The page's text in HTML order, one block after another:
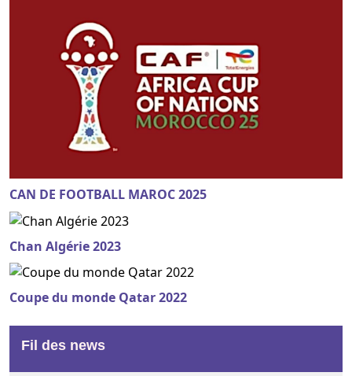
CAN DE FOOTBALL MAROC 2025
Chan Algérie 2023
Coupe du monde Qatar 2022
Fil des news